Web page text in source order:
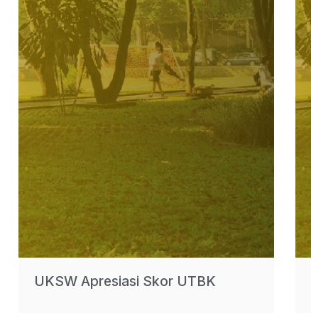
UKSW Apresiasi Skor UTBK